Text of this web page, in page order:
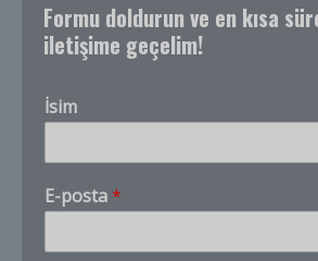
Formu doldurun ve en kısa
iletişime geçelim!
İsim
E-posta *